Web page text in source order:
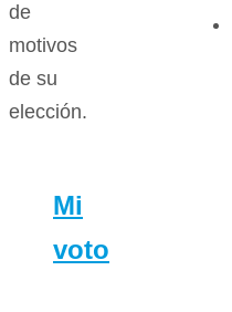
de
motivos
de su
elección.
Mi
voto